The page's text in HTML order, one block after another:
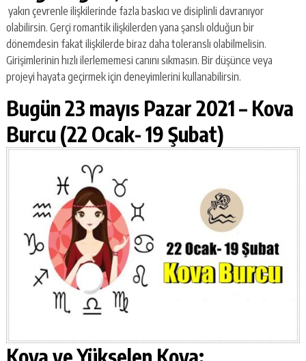
yakın çevrenle ilişkilerinde fazla baskıcı ve disiplinli davranıyor
olabilirsin. Gerçi romantik ilişkilerden yana şanslı olduğun bir
dönemdesin fakat ilişkilerde biraz daha toleranslı olabilmelisin.
Girişimlerinin hızlı ilerlememesi canını sıkmasın. Bir düşünce veya
projeyi hayata geçirmek için deneyimlerini kullanabilirsin.
Bugün 23 mayıs Pazar 2021 – Kova
Burcu (22 Ocak- 19 Şubat)